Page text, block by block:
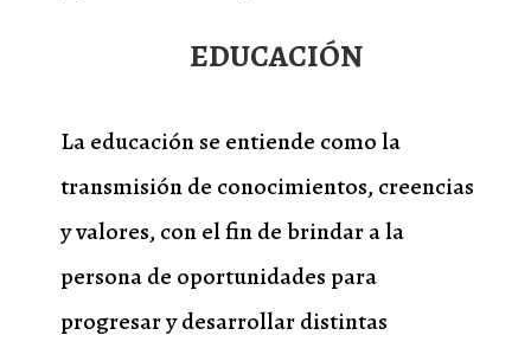
EDUCACIÓN
La educación se entiende como la
transmisión de conocimientos, creencias
y valores, con el fin de brindar a la
persona de oportunidades para
progresar y desarrollar distintas